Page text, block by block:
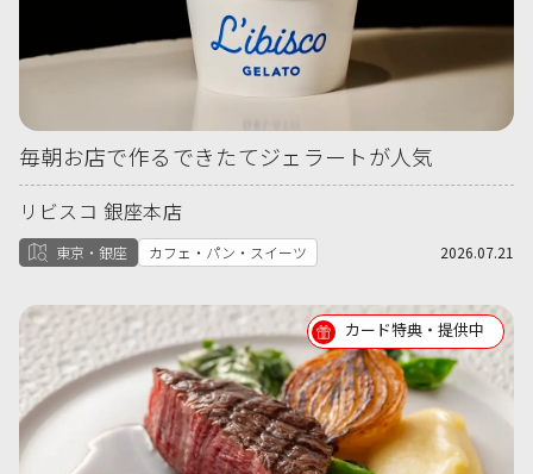
毎朝お店で作るできたてジェラートが人気
リビスコ 銀座本店
東京・銀座 カフェ・パン・スイーツ 2026.07.21
カード特典・提供中